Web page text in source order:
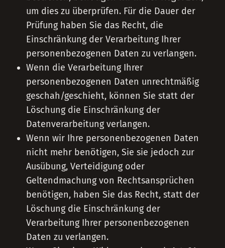
um dies zu überprüfen. Für die Dauer der
Prüfung haben Sie das Recht, die
Einschränkung der Verarbeitung Ihrer
personenbezogenen Daten zu verlangen.
Wenn die Verarbeitung Ihrer
personenbezogenen Daten unrechtmäßig
geschah/geschieht, können Sie statt der
Löschung die Einschränkung der
Datenverarbeitung verlangen.
Wenn wir Ihre personenbezogenen Daten
nicht mehr benötigen, Sie sie jedoch zur
Ausübung, Verteidigung oder
Geltendmachung von Rechtsansprüchen
benötigen, haben Sie das Recht, statt der
Löschung die Einschränkung der
Verarbeitung Ihrer personenbezogenen
Daten zu verlangen.